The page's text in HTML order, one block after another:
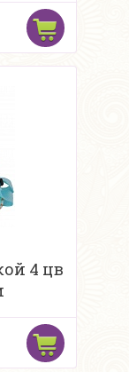
4 цв